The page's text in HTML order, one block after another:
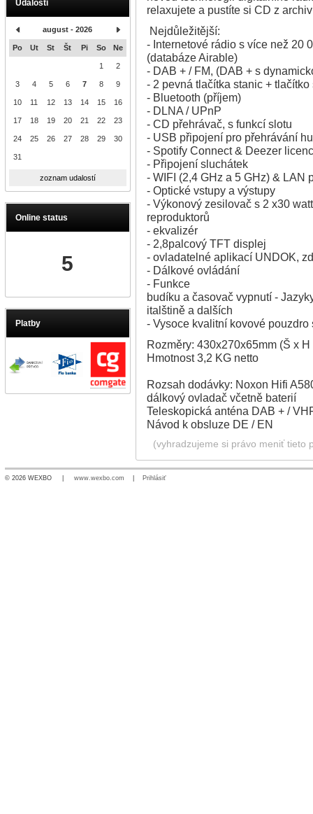
Události
august - 2026
Po Ut St Št Pi So Ne
1 2
3 4 5 6 7 8 9
10 11 12 13 14 15 16
17 18 19 20 21 22 23
24 25 26 27 28 29 30
31
zoznam udalostí
Online status
5
Platby
relaxujete a pustíte si CD z
Nejdůležitější:
- Internetové rádio s více než 20
(databáze Airable)
- DAB + / FM, (DAB + s
- 2 pevná tlačítka stanic +
- Bluetooth (příjem)
- DLNA / UPnP
- CD přehrávač, s funkcí slotu
- USB připojení pro přehrávání
- Spotify Connect & Deezer
- Připojení sluchátek
- WIFI (2,4 GHz a 5 GHz) & LAN
- Optické vstupy a výstupy
- Výkonový zesilovač s 2 x30
reproduktorů
- ekvalizér
- 2,8palcový TFT displej
- ovladatelné aplikací UNDOK,
- Dálkové ovládání
- Funkce
budíku a časovač vypnutí -
italštině a dalších
- Vysoce kvalitní kovové
Rozměry: 430x270x65mm (Š x H
Hmotnost 3,2 KG netto
Rozsah dodávky: Noxon Hifi
dálkový ovladač včetně baterií
Teleskopická anténa DAB + /
Návod k obsluze DE / EN
(vyhradzujeme si právo meniť tieto
© 2026 WEXBO | www.wexbo.com Prihlásiť